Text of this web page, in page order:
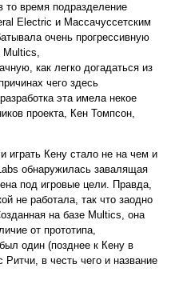
то время подразделение
Electric и Массачуссетским
очень прогрессивную
Multics,
как легко догадаться из
чего здесь
эта имела некое
проекта, Кен Томпсон,
играть Кену стало не на чем и
обнаружилась завалящая
под игровые цели. Правда,
не работала, так что заодно
на базе Multics, она
от прототипа,
один (позднее к Кену в
в честь чего и название